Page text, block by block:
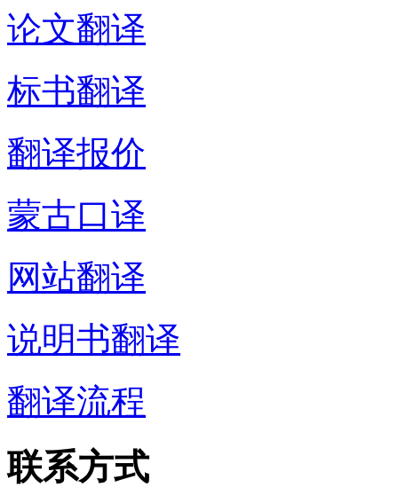
论文翻译
标书翻译
翻译报价
蒙古口译
网站翻译
说明书翻译
翻译流程
联系方式